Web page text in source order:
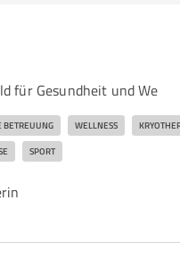
für Gesundheit und We
WELLNESS
SPORT